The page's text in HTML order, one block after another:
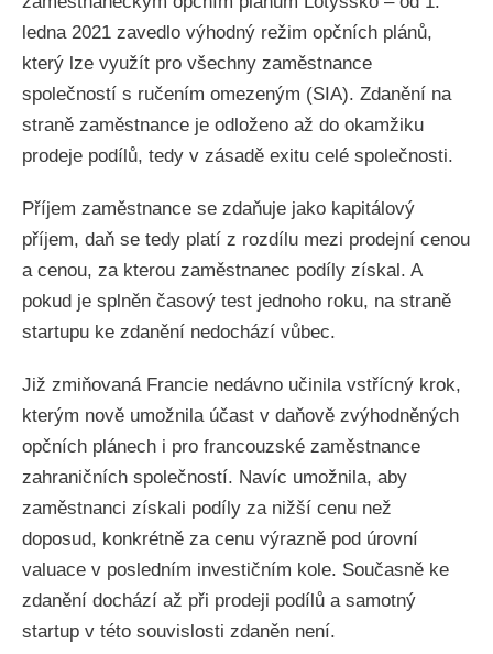
ledna 2021 zavedlo výhodný režim opčních plánů,
který lze využít pro všechny zaměstnance
společností s ručením omezeným (SIA). Zdanění na
straně zaměstnance je odloženo až do okamžiku
prodeje podílů, tedy v zásadě exitu celé společnosti.
Příjem zaměstnance se zdaňuje jako kapitálový
příjem, daň se tedy platí z rozdílu mezi prodejní cenou
a cenou, za kterou zaměstnanec podíly získal. A
pokud je splněn časový test jednoho roku, na straně
startupu ke zdanění nedochází vůbec.
Již zmiňovaná Francie nedávno učinila vstřícný krok,
kterým nově umožnila účast v daňově zvýhodněných
opčních plánech i pro francouzské zaměstnance
zahraničních společností. Navíc umožnila, aby
zaměstnanci získali podíly za nižší cenu než
doposud, konkrétně za cenu výrazně pod úrovní
valuace v posledním investičním kole. Současně ke
zdanění dochází až při prodeji podílů a samotný
startup v této souvislosti zdaněn není.